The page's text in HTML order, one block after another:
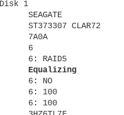
1
SEAGATE
ST373307 CLAR72
7A0A
6
6: RAID5
Equalizing
6: NO
6: 100
6: 100